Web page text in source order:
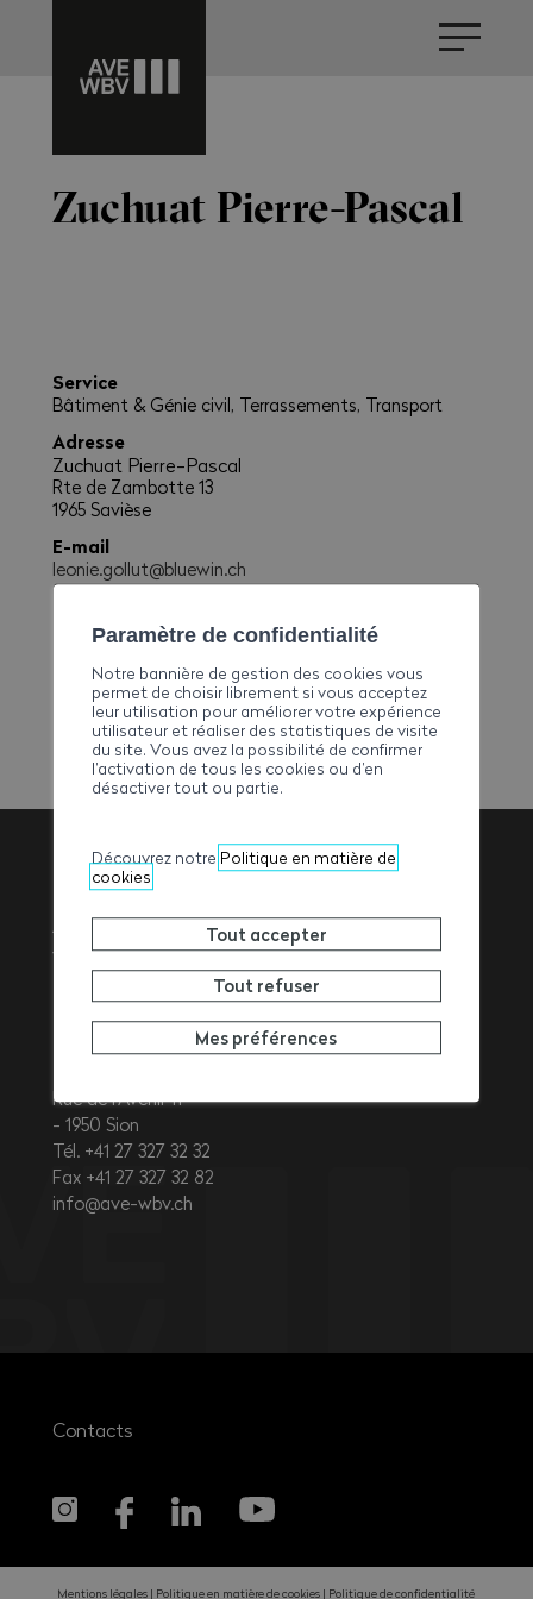
Zuchuat Pierre-Pascal
Service
Bâtiment & Génie civil, Terrassements, Transport
Adresse
Zuchuat Pierre-Pascal
Rte de Zambotte 13
1965 Savièse
E-mail
leonie.gollut@bluewin.ch
+41273951108 - +41794068079
+41273951108
Association
Valaisanne des
Entrepreneurs
Rue de l’Avenir 11
1950 Sion
Tél. +41 27 327 32 32
Fax +41 27 327 32 82
info@ave-wbv.ch
Contacts
Mentions légales Politique en matière de cookies Politique de confidentialité
Paramètre de confidentialité
Notre bannière de gestion des cookies vous
permet de choisir librement si vous acceptez
leur utilisation pour améliorer votre expérience
utilisateur et réaliser des statistiques de visite
du site. Vous avez la possibilité de confirmer
l’activation de tous les cookies ou d’en
désactiver tout ou partie.
Découvrez notre Politique en matière de
cookies
Tout accepter
Tout refuser
Mes préférences